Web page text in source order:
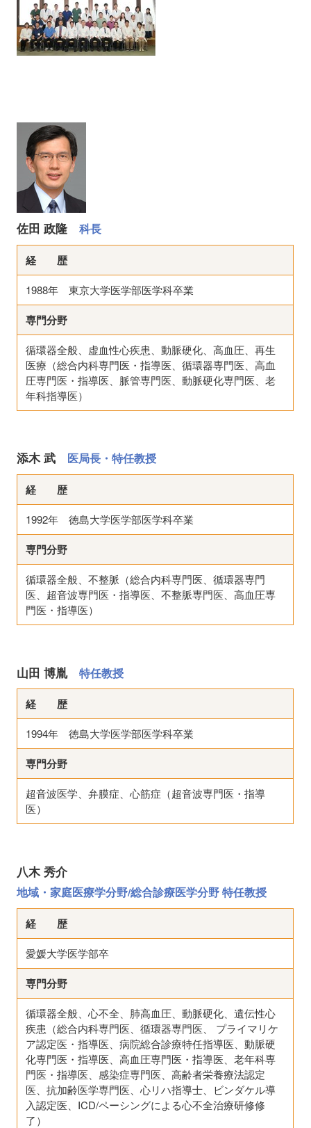
佐田 政隆科長
経 歴
1988年 東京大学医学部医学科卒業
専門分野
循環器全般、虚血性心疾患、動脈硬化、高血圧、再生
医療（総合内科専門医・指導医、循環器専門医、高血
圧専門医・指導医、脈管専門医、動脈硬化専門医、老
年科指導医）
添木 武 医局長・特任教授
経 歴
1992年 徳島大学医学部医学科卒業
専門分野
循環器全般、不整脈（総合内科専門医、循環器専門
医、超音波専門医・指導医、不整脈専門医、高血圧専
門医・指導医）
山田 博胤特任教授
経 歴
1994年 徳島大学医学部医学科卒業
専門分野
超音波医学、弁膜症、心筋症（超音波専門医・指導
医）
八木 秀介
地域・家庭医療学分野/総合診療医学分野 特任教授
経 歴
愛媛大学医学部卒
専門分野
循環器全般、心不全、肺高血圧、動脈硬化、遺伝性心
疾患（総合内科専門医、循環器専門医、 プライマリケ
ア認定医・指導医、病院総合診療特任指導医、動脈硬
化専門医・指導医、高血圧専門医・指導医、老年科専
門医・指導医、感染症専門医、高齢者栄養療法認定
医、抗加齢医学専門医、心リハ指導士、ビンダケル導
入認定医、ICD/ペーシングによる心不全治療研修修
了）